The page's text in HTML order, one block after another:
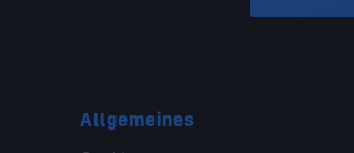
Allgemeines